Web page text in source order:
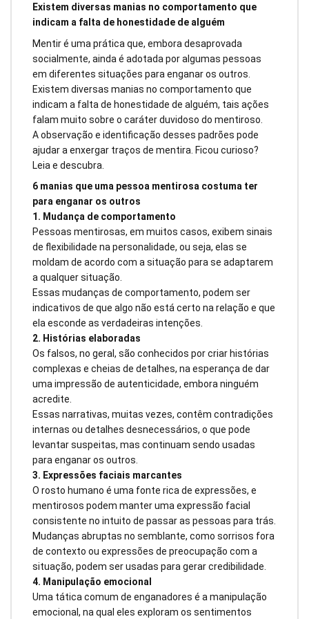
Existem diversas manias no comportamento que
indicam a falta de honestidade de alguém
Mentir é uma prática que, embora desaprovada
socialmente, ainda é adotada por algumas pessoas
em diferentes situações para enganar os outros.
Existem diversas manias no comportamento que
indicam a falta de honestidade de alguém, tais ações
falam muito sobre o caráter duvidoso do mentiroso.
A observação e identificação desses padrões pode
ajudar a enxergar traços de mentira. Ficou curioso?
Leia e descubra.
6 manias que uma pessoa mentirosa costuma ter
para enganar os outros
1. Mudança de comportamento
Pessoas mentirosas, em muitos casos, exibem sinais
de flexibilidade na personalidade, ou seja, elas se
moldam de acordo com a situação para se adaptarem
a qualquer situação.
Essas mudanças de comportamento, podem ser
indicativos de que algo não está certo na relação e que
ela esconde as verdadeiras intenções.
2. Histórias elaboradas
Os falsos, no geral, são conhecidos por criar histórias
complexas e cheias de detalhes, na esperança de dar
uma impressão de autenticidade, embora ninguém
acredite.
Essas narrativas, muitas vezes, contêm contradições
internas ou detalhes desnecessários, o que pode
levantar suspeitas, mas continuam sendo usadas
para enganar os outros.
3. Expressões faciais marcantes
O rosto humano é uma fonte rica de expressões, e
mentirosos podem manter uma expressão facial
consistente no intuito de passar as pessoas para trás.
Mudanças abruptas no semblante, como sorrisos fora
de contexto ou expressões de preocupação com a
situação, podem ser usadas para gerar credibilidade.
4. Manipulação emocional
Uma tática comum de enganadores é a manipulação
emocional, na qual eles exploram os sentimentos